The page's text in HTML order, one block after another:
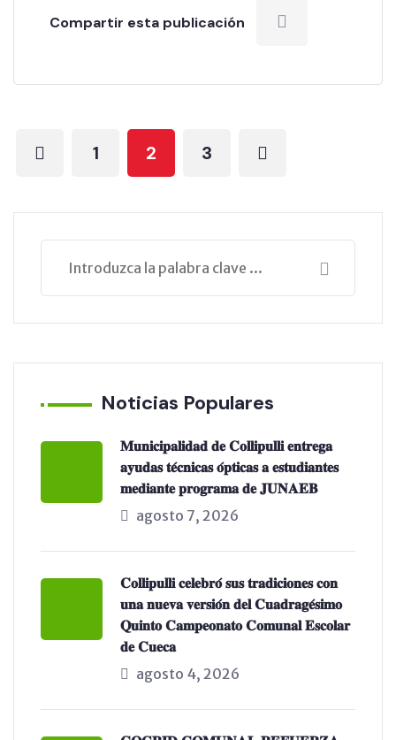
Compartir esta publicación
1 2 3
Noticias Populares
𝐌𝐮𝐧𝐢𝐜𝐢𝐩𝐚𝐥𝐢𝐝𝐚𝐝 𝐝𝐞 𝐂𝐨𝐥𝐥𝐢𝐩𝐮𝐥𝐥𝐢 𝐞𝐧𝐭𝐫𝐞𝐠𝐚
𝐚𝐲𝐮𝐝𝐚𝐬 𝐭𝐞́𝐜𝐧𝐢𝐜𝐚𝐬 𝐨́𝐩𝐭𝐢𝐜𝐚𝐬 𝐚 𝐞𝐬𝐭𝐮𝐝𝐢𝐚𝐧𝐭𝐞𝐬
𝐦𝐞𝐝𝐢𝐚𝐧𝐭𝐞 𝐩𝐫𝐨𝐠𝐫𝐚𝐦𝐚 𝐝𝐞 𝐉𝐔𝐍𝐀𝐄𝐁
agosto 7, 2026
𝐂𝐨𝐥𝐥𝐢𝐩𝐮𝐥𝐥𝐢 𝐜𝐞𝐥𝐞𝐛𝐫𝐨́ 𝐬𝐮𝐬 𝐭𝐫𝐚𝐝𝐢𝐜𝐢𝐨𝐧𝐞𝐬 𝐜𝐨𝐧
𝐮𝐧𝐚 𝐧𝐮𝐞𝐯𝐚 𝐯𝐞𝐫𝐬𝐢𝐨́𝐧 𝐝𝐞𝐥 𝐂𝐮𝐚𝐝𝐫𝐚𝐠𝐞́𝐬𝐢𝐦𝐨
𝐐𝐮𝐢𝐧𝐭𝐨 𝐂𝐚𝐦𝐩𝐞𝐨𝐧𝐚𝐭𝐨 𝐂𝐨𝐦𝐮𝐧𝐚𝐥 𝐄𝐬𝐜𝐨𝐥𝐚𝐫
𝐝𝐞 𝐂𝐮𝐞𝐜𝐚
agosto 4, 2026